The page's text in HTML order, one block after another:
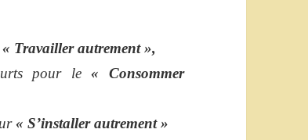
« Travailler autrement »,
pour le« Consommer
« S’installer autrement »